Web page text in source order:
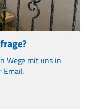
Wege mit uns in
Email.